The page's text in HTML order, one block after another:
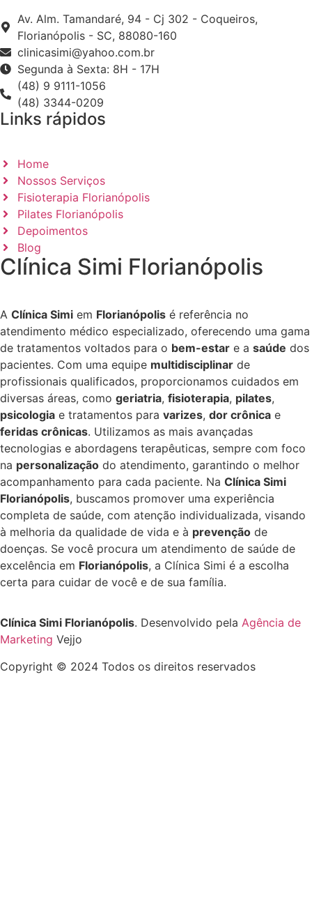
Av. Alm. Tamandaré, 94 - Cj 302 - Coqueiros,
Florianópolis - SC, 88080-160
clinicasimi@yahoo.com.br
Segunda à Sexta: 8H - 17H
(48) 9 9111-1056
(48) 3344-0209
Links rápidos
Home
Nossos Serviços
Fisioterapia Florianópolis
Pilates Florianópolis
Depoimentos
Blog
Clínica Simi Florianópolis
A Clínica Simi em Florianópolis é referência no
atendimento médico especializado, oferecendo uma gama
de tratamentos voltados para o bem-estar e a saúde dos
pacientes. Com uma equipe multidisciplinar de
profissionais qualificados, proporcionamos cuidados em
diversas áreas, como geriatria, fisioterapia, pilates,
psicologia e tratamentos para varizes, dor crônica e
feridas crônicas. Utilizamos as mais avançadas
tecnologias e abordagens terapêuticas, sempre com foco
na personalização do atendimento, garantindo o melhor
acompanhamento para cada paciente. Na Clínica Simi
Florianópolis, buscamos promover uma experiência
completa de saúde, com atenção individualizada, visando
à melhoria da qualidade de vida e à prevenção de
doenças. Se você procura um atendimento de saúde de
excelência em Florianópolis, a Clínica Simi é a escolha
certa para cuidar de você e de sua família.
Clínica Simi Florianópolis. Desenvolvido pela Agência de
Marketing Vejjo
Copyright © 2024 Todos os direitos reservados